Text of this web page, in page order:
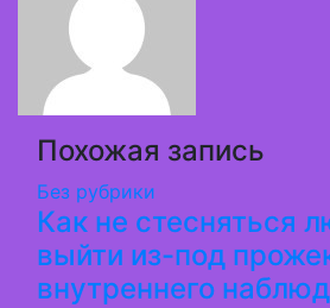
Похожая запись
Без рубрики
Как не стесняться
выйти из-под
внутреннего